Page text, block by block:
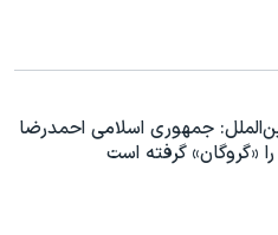
صلح
جمهوری اسلامی احمدرضا
«گروگان» گرفته است